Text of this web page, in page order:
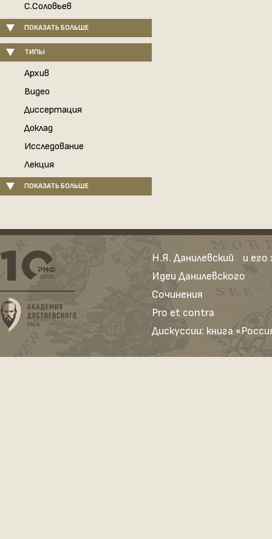
С.Соловьев
ПОКАЗАТЬ БОЛЬШЕ
ТИПЫ
Архив
Видео
Диссертация
Доклад
Исследование
Лекция
ПОКАЗАТЬ БОЛЬШЕ
Н.Я. Данилевский и его
Идеи Данилевского
Сочинения
Pro et contra
Дискуссии: книга